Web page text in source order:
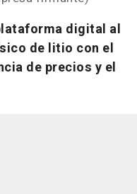
digital al
de litio con el
de precios y el